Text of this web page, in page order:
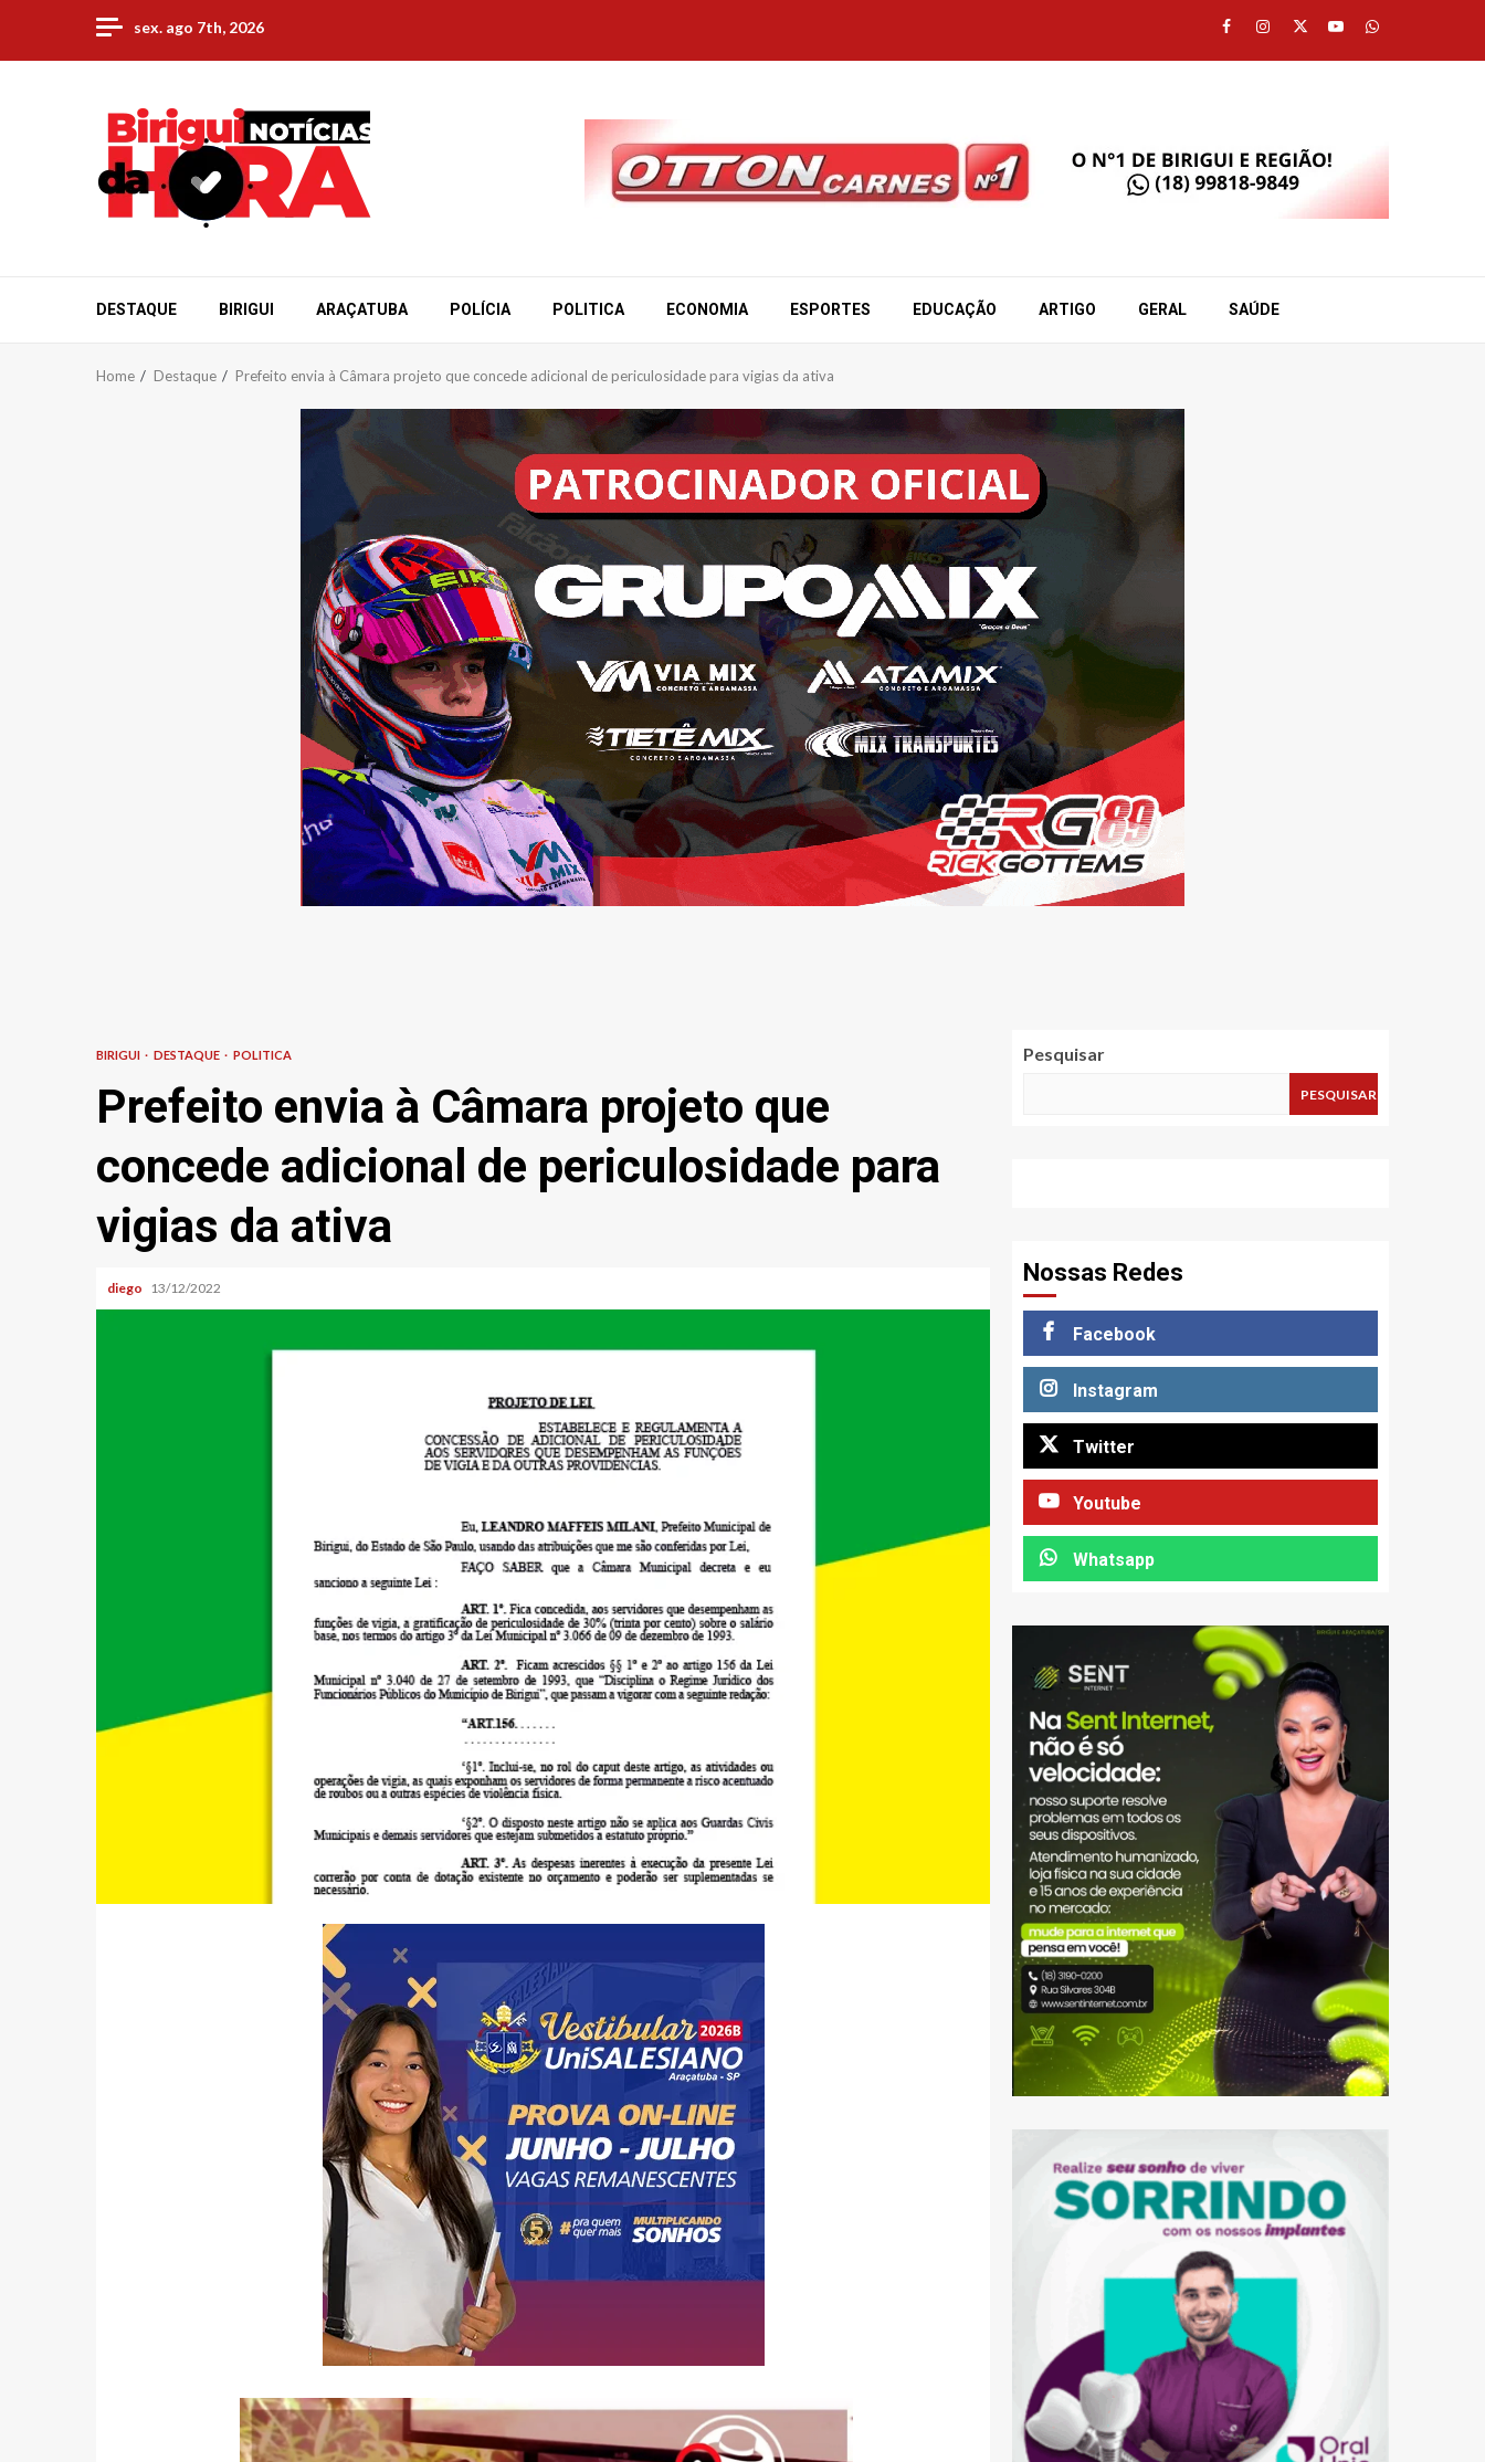
content
sex. ago 7th, 2026 Facebook
Instagram
TwitterYoutubeWhatsapp
DESTAQUE BIRIGUI ARAÇATUBA POLÍCIA POLITICA ECONOMIA ESPORTES EDUCAÇÃO ARTIGO GERAL SAÚDE
Home Destaque Prefeito envia à Câmara projeto que concede adicional de periculosidade para vigias da ativa
BIRIGUI DESTAQUE POLITICA
Prefeito envia à Câmara projeto que
concede adicional de periculosidade para
vigias da ativa
diego 13/12/2022
Pesquisar
PESQUISAR
Nossas Redes
Facebook
Instagram
Twitter
Youtube
Whatsapp